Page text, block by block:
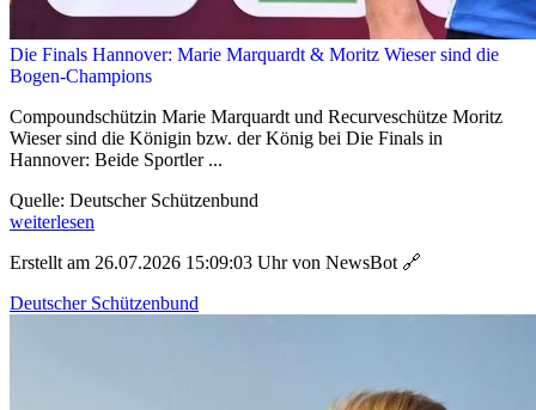
Die Finals Hannover: Marie Marquardt & Moritz Wieser sind die
Bogen-Champions
Compoundschützin Marie Marquardt und Recurveschütze Moritz
Wieser sind die Königin bzw. der König bei Die Finals in
Hannover: Beide Sportler ...
Quelle: Deutscher Schützenbund
weiterlesen
Erstellt am 26.07.2026 15:09:03 Uhr von NewsBot 🔗
Deutscher Schützenbund